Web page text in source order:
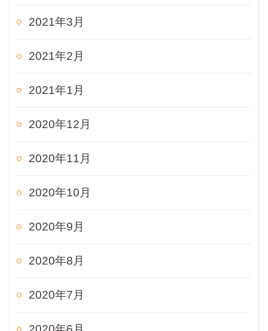
2021年3月
2021年2月
2021年1月
2020年12月
2020年11月
2020年10月
2020年9月
2020年8月
2020年7月